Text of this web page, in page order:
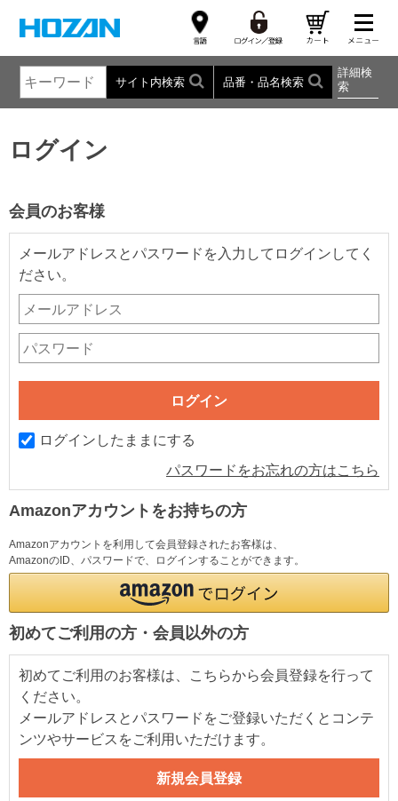
サイト内検索 品番・品名検索
詳細検
索
ログイン
会員のお客様
メールアドレスとパスワードを入力してログインしてく
ださい。
ログインしたままにする
パスワードをお忘れの方はこちら
Amazonアカウントをお持ちの方
Amazonアカウントを利用して会員登録されたお客様は、
AmazonのID、パスワードで、ログインすることができます。
初めてご利用の方・会員以外の方
初めてご利用のお客様は、こちらから会員登録を行って
ください。
メールアドレスとパスワードをご登録いただくとコンテ
ンツやサービスをご利用いただけます。